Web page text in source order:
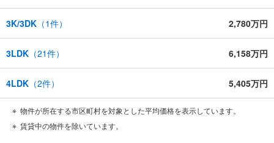
3K/3DK （1件） 2,780万円
3LDK （21件） 6,158万円
4LDK （2件） 5,405万円
物件が所在する市区町村を対象とした平均価格を表示しています。
賃貸中の物件を除いています。